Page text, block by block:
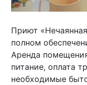
Приют
полном
Аренда
питание, оплата
необходимые